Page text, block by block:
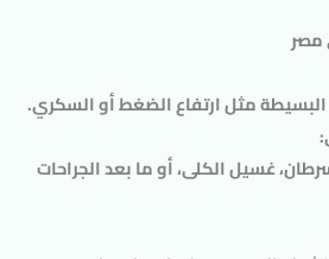
مصر
البسيطة مثل ارتفاع الضغط أو السكري.
:
غسيل الكلى، أو ما بعد الجراحات